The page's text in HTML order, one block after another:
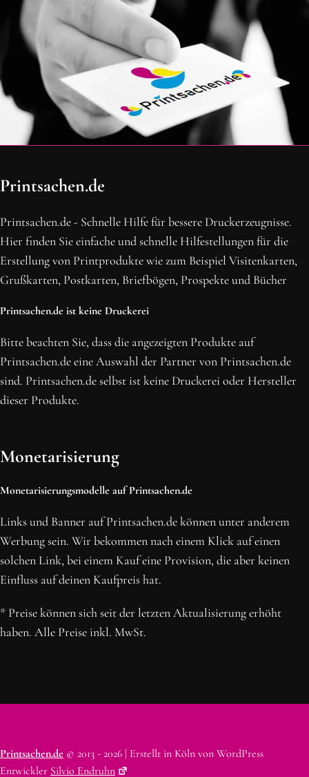
OH SCHON AM ENDE ANGEKOMMEN
BLEIBE MIT UNS IN VERBINDUNG!
Erhalte die neusten Beiträge, sichere dir Top-Angebote und
abonniere unseren Newsletter.
NEWSLETTER ABONNIEREN
Printsachen.de
Printsachen.de - Schnelle Hilfe für bessere Druckerzeugnisse.
Hier finden Sie einfache und schnelle Hilfestellungen für die
Erstellung von Printprodukte wie zum Beispiel Visitenkarten,
Grußkarten, Postkarten, Briefbögen, Prospekte und Bücher
Printsachen.de ist keine Druckerei
Bitte beachten Sie, dass die angezeigten Produkte auf
Printsachen.de eine Auswahl der Partner von Printsachen.de
sind. Printsachen.de selbst ist keine Druckerei oder Hersteller
dieser Produkte.
Monetarisierung
Monetarisierungsmodelle auf Printsachen.de
Links und Banner auf Printsachen.de können unter anderem
Werbung sein. Wir bekommen nach einem Klick auf einen
solchen Link, bei einem Kauf eine Provision, die aber keinen
Einfluss auf deinen Kaufpreis hat.
* Preise können sich seit der letzten Aktualisierung erhöht
haben. Alle Preise inkl. MwSt.
Printsachen.de © 2013 - 2026 | Erstellt in Köln von WordPress
Entwickler Silvio Endruhn